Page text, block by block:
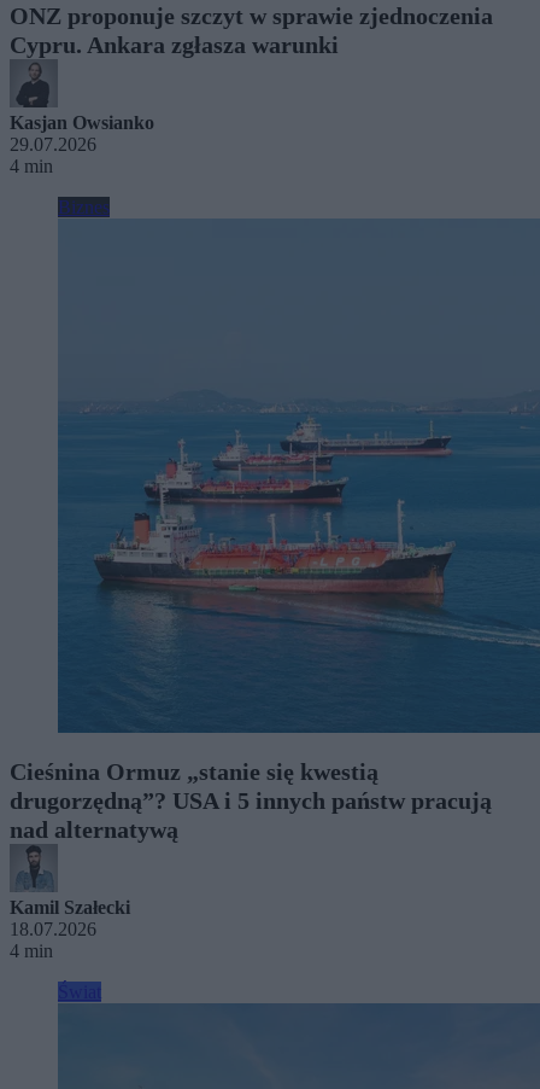
ONZ proponuje szczyt w sprawie zjednoczenia
Cypru. Ankara zgłasza warunki
Kasjan Owsianko
29.07.2026
4 min
Biznes
Cieśnina Ormuz „stanie się kwestią
drugorzędną”? USA i 5 innych państw pracują
nad alternatywą
Kamil Szałecki
18.07.2026
4 min